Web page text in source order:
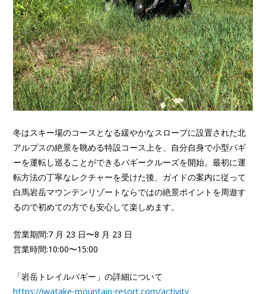
冬はスキー場のコースとなる緩やかなスロープに設置された北
アルプスの絶景を眺める特設コース上を、自分自身で小型バギ
ーを運転し巡ることができるバギークルーズを開始。最初に運
転方法の丁寧なレクチャーを受けた後、ガイドの案内に従って
白馬岩岳マウンテンリゾートならではの絶景ポイントを周遊す
るので初めての方でも安心して楽しめます。
営業期間:7 月 23 日〜8 月 23 日
営業時間:10:00〜15:00
「岩岳トレイルバギー」の詳細について
https://iwatake-mountain-resort.com/activity